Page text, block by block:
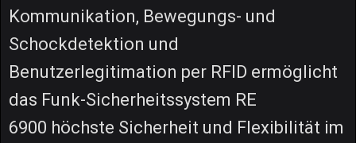
Kommunikation, Bewegungs- und
Schockdetektion und
Benutzerlegitimation per RFID ermöglicht
das Funk-Sicherheitssystem RE
6900 höchste Sicherheit und Flexibilität im